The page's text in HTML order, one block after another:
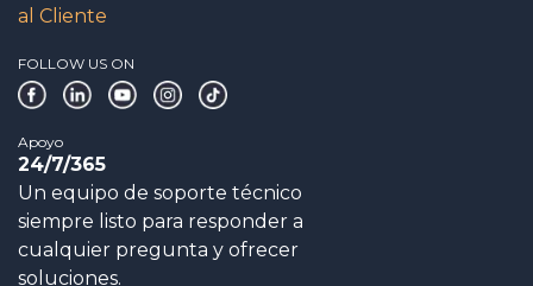
al Cliente
FOLLOW US ON
Apoyo
24/7/365
Un equipo de soporte técnico
siempre listo para responder a
cualquier pregunta y ofrecer
soluciones.